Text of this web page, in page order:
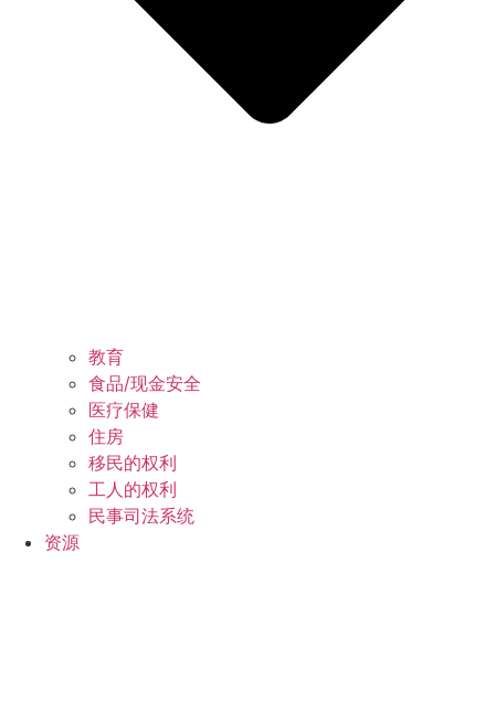
教育
食品/现金安全
医疗保健
住房
移民的权利
工人的权利
民事司法系统
资源